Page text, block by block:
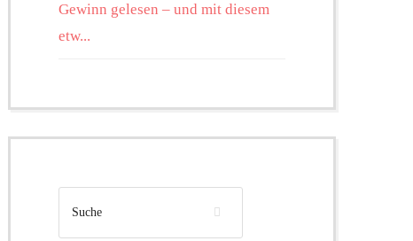
Gewinn gelesen – und mit diesem
etw...